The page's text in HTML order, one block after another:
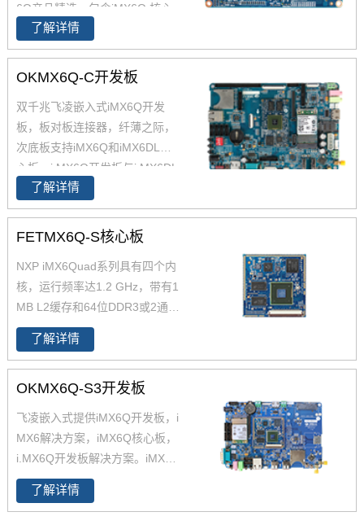
6Q产品精选，包含iMX6Q 核心
板、i.MX6Q 核心板、iMX6Q工
业级核心板，欢迎采购。 i.MX6
Q核心板基于NXP（原Freescal
处理器设计，核心板小尺寸核心
板搭配独特的薄款连接器，让设
计随心所欲！
了解详情
OKMX6Q-C开发板
双千兆飞凌嵌入式iMX6Q开发
板，板对板连接器，纤薄之际，
次底板支持iMX6Q和iMX6DL核
心板。i.MX6Q开发板与i.MX6DL
开发板资源丰富，原理图、PC
B、软件资源、硬件资源下载，
技术支持等。欢迎选购
了解详情
FETMX6Q-S核心板
NXP iMX6Quad系列具有四个内
核，运行频率达1.2 GHz，带有1
MB L2缓存和64位DDR3或2通
道、32位LPDDR2支持。飞凌提
供商业级iMX6Q核心板,工业级iM
X6Q核心板,兼容一同底板。具有
抗震,抗氧化,抗干扰,更快速升级
发板,飞思卡尔imx6提供者,imx6
系列产品现已畅销全国,欢迎咨询!
了解详情
OKMX6Q-S3开发板
飞凌嵌入式提供iMX6Q开发板，i
MX6解决方案，iMX6Q核心板，
i.MX6Q开发板解决方案。iMX6Q
稳定、快速、性价比高，欢迎选
购 NXP iMX6系列芯片全支持，
了解详情